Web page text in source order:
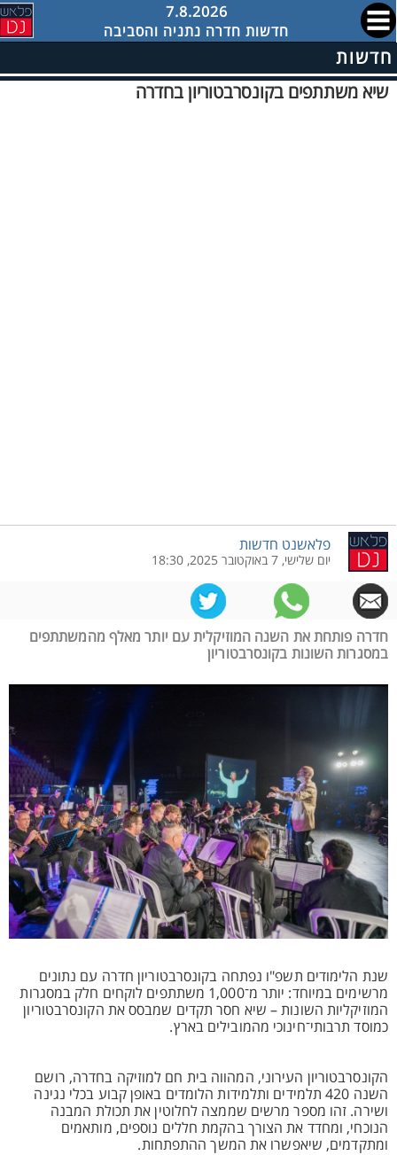
7.8.2026
חדשות חדרה נתניה והסביבה
חדשות
שיא משתתפים בקונסרבטוריון בחדרה
פלאשנט חדשות
יום שלישי, 7 באוקטובר 2025, 18:30
חדרה פותחת את השנה המוזיקלית עם יותר מאלף מהמשתתפים
במסגרות השונות בקונסרבטוריון
שנת הלימודים תשפ"ו נפתחה בקונסרבטוריון חדרה עם נתונים
מרשימים במיוחד: יותר מ־1,000 משתתפים לוקחים חלק במסגרות
המוזיקליות השונות – שיא חסר תקדים שמבסס את הקונסרבטוריון
כמוסד תרבותי־חינוכי מהמובילים בארץ.
הקונסרבטוריון העירוני, המהווה בית חם למוזיקה בחדרה, רושם
השנה 420 תלמידים ותלמידות הלומדים באופן קבוע בכלי נגינה
ושירה. זהו מספר מרשים שממצה לחלוטין את תכולת המבנה
הנוכחי, ומחדד את הצורך בהקמת חללים נוספים, מותאמים
ומתקדמים, שיאפשרו את המשך ההתפתחות.